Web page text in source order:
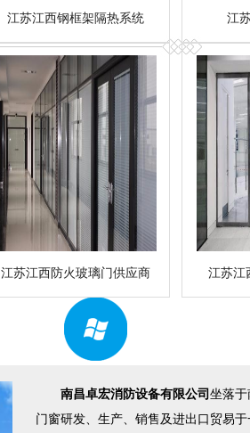
江苏江西钢框架隔热系统 江
江苏江西防火玻璃门供应商 江苏江
南昌卓宏消防设备有限公司坐落
门窗研发、生产、销售及进出口贸易